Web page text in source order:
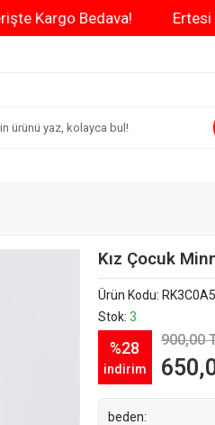
Alışverişte Kargo Bedava!
Kız Çocuk
Ürün Kodu:
Stok: 3
%28
indirim
900,00
beden: